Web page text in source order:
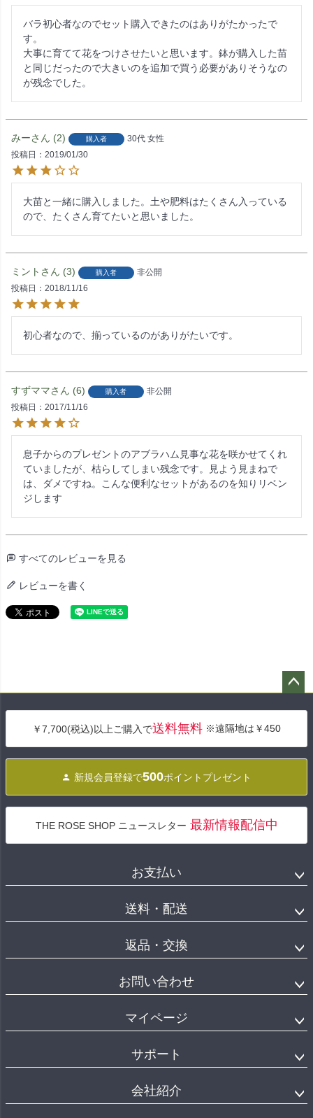
バラ初心者なのでセット購入できたのはありがたかったで
す。
大事に育てて花をつけさせたいと思います。鉢が購入した苗
と同じだったので大きいのを追加で買う必要がありそうなの
が残念でした。
みー 2 購入者 30代 女性
投稿日
2019/01/30
大苗と一緒に購入しました。土や肥料はたくさん入っている
ので、たくさん育てたいと思いました。
ミント 3 購入者
非公開
投稿日
2018/11/16
すずママ 6 購入者
非公開
投稿日
2017/11/16
息子からのプレゼントのアブラハム見事な花を咲かせてくれ
ていましたが、枯らしてしまい残念です。見よう見まねで
は、ダメですね。こんな便利なセットがあるのを知りリベン
ジします
すべてのレビューを見る
レビューを書く
へ
￥7,700(税込)以上ご購入で送料無料 ※遠隔地は￥450
新規会員登録で500ポイントプレゼント
THE ROSE SHOP ニュースレター 最新情報配信中
お支払い
送料・配送
返品・交換
お問い合わせ
マイページ
サポート
会社紹介